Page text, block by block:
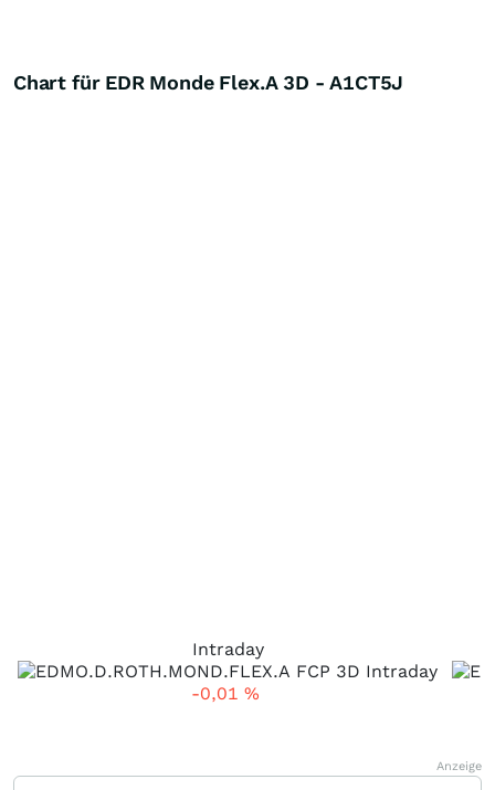
Chart für EDR Monde Flex.A 3D - A1CT5J
Intraday
-0,01 %
Anzeige